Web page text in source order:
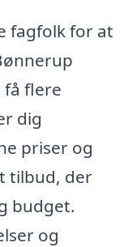
fagfolk for at
få flere
dig
priser og
tilbud, der
budget.
og